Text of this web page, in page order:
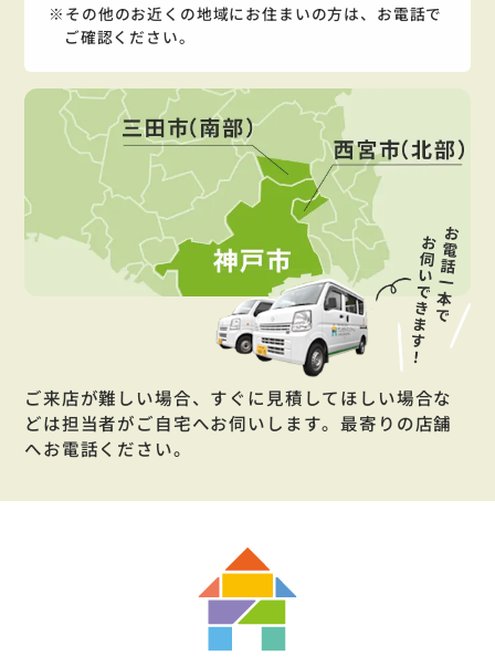
その他のお近くの地域にお住まいの方は、お電話で
ご確認ください。
ご来店が難しい場合、すぐに見積してほしい場合な
どは担当者がご自宅へお伺いします。最寄りの店舗
へお電話ください。